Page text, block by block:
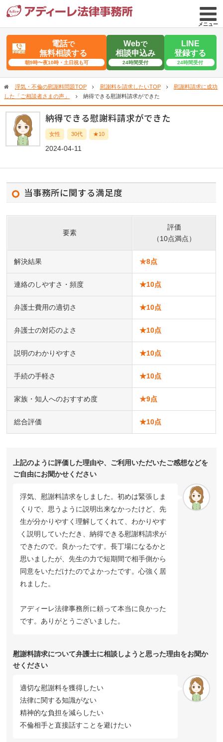
メニュー
電話で
無料相談する
朝9時〜夜10時・土日祝も可
Webで
相談申込み
24時間受付
LINE
登録する
24時間受付
浮気・不倫の慰謝料問題TOP 慰謝料を請求したいTOP
慰謝料請求に成功
した「ご相談者さまの声」
納得できる慰謝料請求ができた
納得できる慰謝料請求ができた
女性 30代 ★10
2024-04-11
当事務所に関する満足度
要素
評価
（10点満点）
解決結果 ★8点
連絡のしやすさ・頻度 ★10点
弁護士費用の適切さ ★10点
弁護士の対応のよさ ★10点
説明のわかりやすさ ★10点
手続の手軽さ ★10点
家族・知人へのおすすめ度 ★9点
総合評価 ★10点
上記のように評価した理由や、ご利用いただいたご感想などを
ご自由にお聞かせください
浮気、慰謝料請求をしました。初めは緊張しま
くりで、思うように説明出来なかったけど、先
生が分かりやすく理解してくれて、わかりやす
く説明していただき、納得できる慰謝料請求が
できたので。良かったです。長丁場になるかと
思いましたが、先生の力で短期間で相手側から
同意をいただけたのでよかったです。心強く居
れました。
アディーレ法律事務所に頼って本当に良かった
です。ありがとうございました。
慰謝料請求について弁護士に相談しようと思った理由をお聞か
せください
適切な慰謝料を獲得したい
法律に関する知識がない
精神的な負担を減らしたい
不倫相手と直接話すことを避けたい